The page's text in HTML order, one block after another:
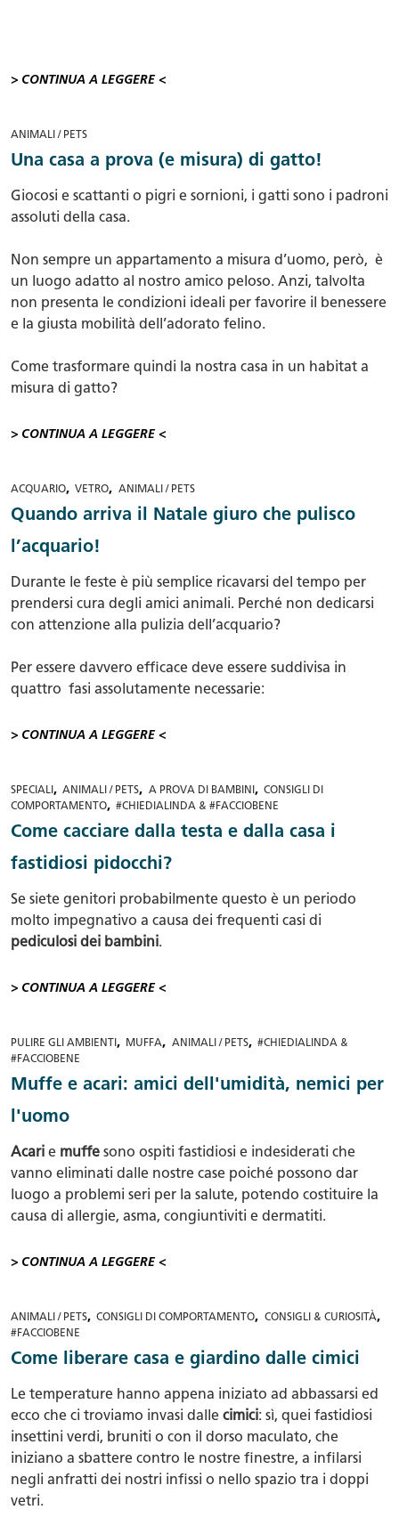
> CONTINUA A LEGGERE <
ANIMALI / PETS
Una casa a prova (e misura) di gatto!
Giocosi e scattanti o pigri e sornioni, i gatti sono i padroni
assoluti della casa.
Non sempre un appartamento a misura d’uomo, però, è
un luogo adatto al nostro amico peloso. Anzi, talvolta
non presenta le condizioni ideali per favorire il benessere
e la giusta mobilità dell’adorato felino.
Come trasformare quindi la nostra casa in un habitat a
misura di gatto?
> CONTINUA A LEGGERE <
ACQUARIO,VETRO, ANIMALI / PETS
Quando arriva il Natale giuro che pulisco
l’acquario!
Durante le feste è più semplice ricavarsi del tempo per
prendersi cura degli amici animali. Perché non dedicarsi
con attenzione alla pulizia dell’acquario?
Per essere davvero efficace deve essere suddivisa in
quattro fasi assolutamente necessarie:
> CONTINUA A LEGGERE <
SPECIALI ,ANIMALI / PETS, A PROVA DI BAMBINI ,CONSIGLI DI
COMPORTAMENTO,#CHIEDIALINDA & #FACCIOBENE
Come cacciare dalla testa e dalla casa i
fastidiosi pidocchi?
Se siete genitori probabilmente questo è un periodo
molto impegnativo a causa dei frequenti casi di
pediculosi dei bambini.
> CONTINUA A LEGGERE <
PULIRE GLI AMBIENTI , MUFFA, ANIMALI / PETS,#CHIEDIALINDA &
#FACCIOBENE
Muffe e acari: amici dell'umidità, nemici per
l'uomo
Acari e muffe sono ospiti fastidiosi e indesiderati che
vanno eliminati dalle nostre case poiché possono dar
luogo a problemi seri per la salute, potendo costituire la
causa di allergie, asma, congiuntiviti e dermatiti.
> CONTINUA A LEGGERE <
ANIMALI / PETS,CONSIGLI DI COMPORTAMENTO, CONSIGLI & CURIOSITÀ,
#FACCIOBENE
Come liberare casa e giardino dalle cimici
Le temperature hanno appena iniziato ad abbassarsi ed
ecco che ci troviamo invasi dalle cimici: sì, quei fastidiosi
insettini verdi, bruniti o con il dorso maculato, che
iniziano a sbattere contro le nostre finestre, a infilarsi
negli anfratti dei nostri infissi o nello spazio tra i doppi
vetri.